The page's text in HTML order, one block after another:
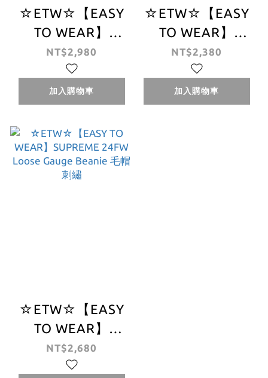
☆ETW☆【EASY
TO WEAR】
SUPREME 24FW
New Era® Box
Logo Beanie 針織
毛帽
NT$2,980
加入購物車
☆ETW☆【EASY
TO WEAR】
SUPREME 24FW
CLASSIC LOGO
CHUNKY RIBBED
BEANIE 厚毛帽
NT$2,380
加入購物車
☆ETW☆【EASY
TO WEAR】
SUPREME 24FW
Loose Gauge
NT$2,680